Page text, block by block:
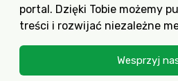
portal. Dzięki Tobie możemy
treści i rozwijać niezależne
Wesprzyj